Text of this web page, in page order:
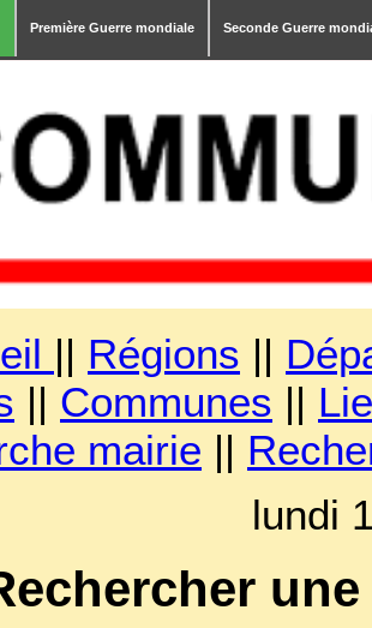
Première Guerre mondiale Seconde Guerre
|| Régions ||
|| Communes ||
mairie ||
lundi